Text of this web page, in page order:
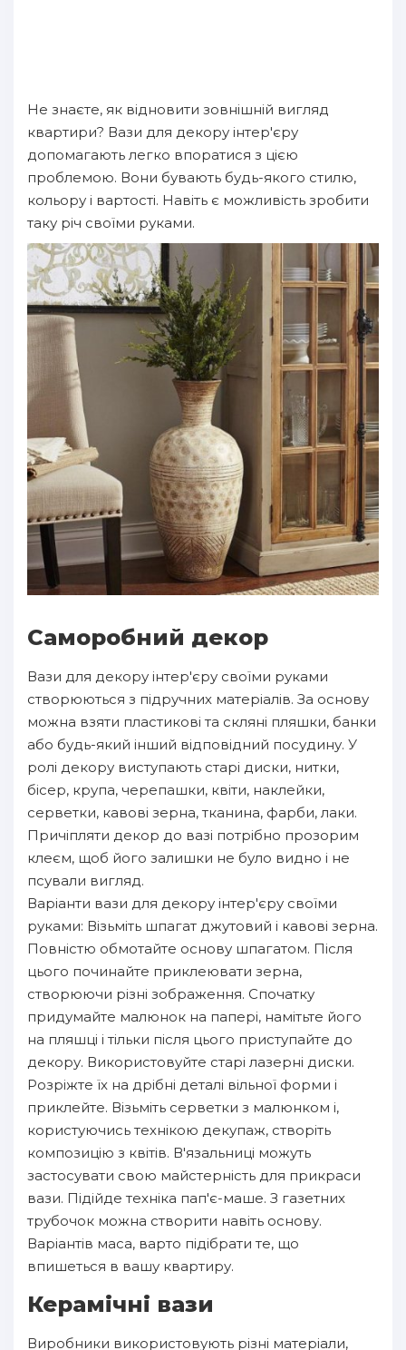
Не знаєте, як відновити зовнішній вигляд
квартири? Вази для декору інтер'єру
допомагають легко впоратися з цією
проблемою. Вони бувають будь-якого стилю,
кольору і вартості. Навіть є можливість зробити
таку річ своїми руками.
Саморобний декор
Вази для декору інтер'єру своїми руками
створюються з підручних матеріалів. За основу
можна взяти пластикові та скляні пляшки, банки
або будь-який інший відповідний посудину. У
ролі декору виступають старі диски, нитки,
бісер, крупа, черепашки, квіти, наклейки,
серветки, кавові зерна, тканина, фарби, лаки.
Причіпляти декор до вазі потрібно прозорим
клеєм, щоб його залишки не було видно і не
псували вигляд.
Варіанти вази для декору інтер'єру своїми
руками: Візьміть шпагат джутовий і кавові зерна.
Повністю обмотайте основу шпагатом. Після
цього починайте приклеювати зерна,
створюючи різні зображення. Спочатку
придумайте малюнок на папері, намітьте його
на пляшці і тільки після цього приступайте до
декору. Використовуйте старі лазерні диски.
Розріжте їх на дрібні деталі вільної форми і
приклейте. Візьміть серветки з малюнком і,
користуючись технікою декупаж, створіть
композицію з квітів. В'язальниці можуть
застосувати свою майстерність для прикраси
вази. Підійде техніка пап'є-маше. З газетних
трубочок можна створити навіть основу.
Варіантів маса, варто підібрати те, що
впишеться в вашу квартиру.
Керамічні вази
Виробники використовують різні матеріали,